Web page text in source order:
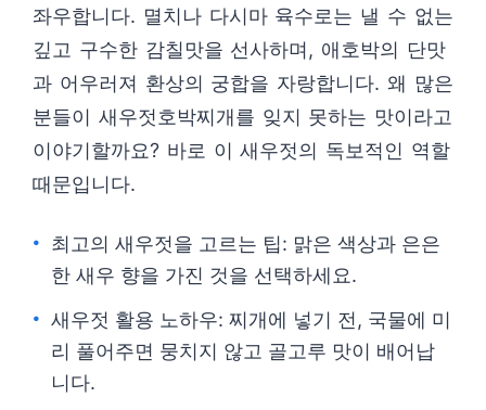
좌우합니다. 멸치나 다시마 육수로는 낼 수 없는
깊고 구수한 감칠맛을 선사하며, 애호박의 단맛
과 어우러져 환상의 궁합을 자랑합니다. 왜 많은
분들이 새우젓호박찌개를 잊지 못하는 맛이라고
이야기할까요? 바로 이 새우젓의 독보적인 역할
때문입니다.
최고의 새우젓을 고르는 팁: 맑은 색상과 은은
한 새우 향을 가진 것을 선택하세요.
새우젓 활용 노하우: 찌개에 넣기 전, 국물에 미
리 풀어주면 뭉치지 않고 골고루 맛이 배어납
니다.